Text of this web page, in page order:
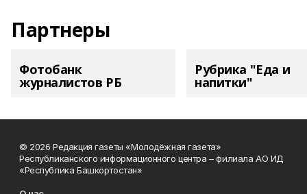
Партнеры
Фотобанк
журналистов РБ
Рубрика "Еда и
напитки"
© 2026 Редакция газеты «Молодёжная газета»
Республиканского информационного центра – филиала АО ИД
«Республика Башкортостан»